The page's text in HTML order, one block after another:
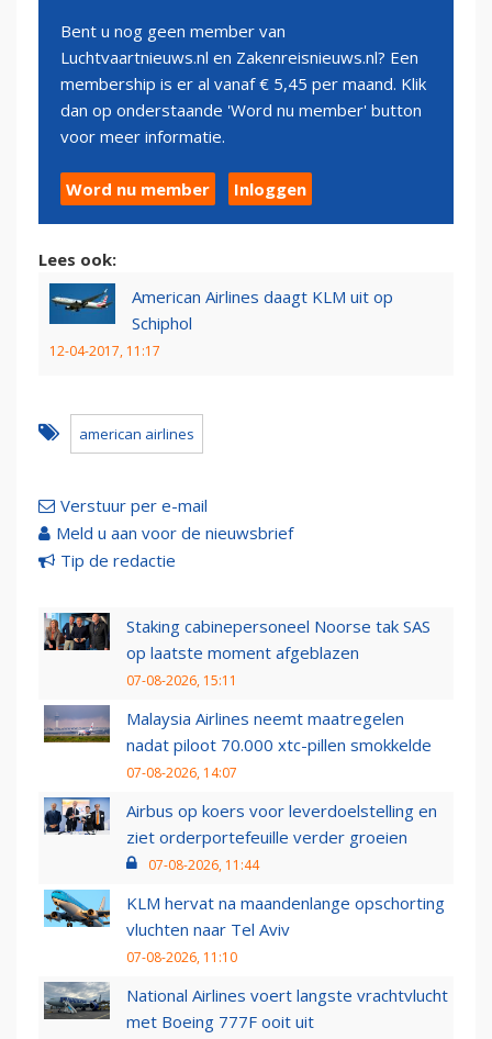
Bent u nog geen member van
Luchtvaartnieuws.nl en Zakenreisnieuws.nl? Een
membership is er al vanaf € 5,45 per maand. Klik
dan op onderstaande 'Word nu member' button
voor meer informatie.
Word nu member Inloggen
Lees ook:
American Airlines daagt KLM uit op
Schiphol
12-04-2017, 11:17
american airlines
Verstuur per e-mail
Meld u aan voor de nieuwsbrief
Tip de redactie
Staking cabinepersoneel Noorse tak SAS
op laatste moment afgeblazen
07-08-2026, 15:11
Malaysia Airlines neemt maatregelen
nadat piloot 70.000 xtc-pillen smokkelde
07-08-2026, 14:07
Airbus op koers voor leverdoelstelling en
ziet orderportefeuille verder groeien
07-08-2026, 11:44
KLM hervat na maandenlange opschorting
vluchten naar Tel Aviv
07-08-2026, 11:10
National Airlines voert langste vrachtvlucht
met Boeing 777F ooit uit